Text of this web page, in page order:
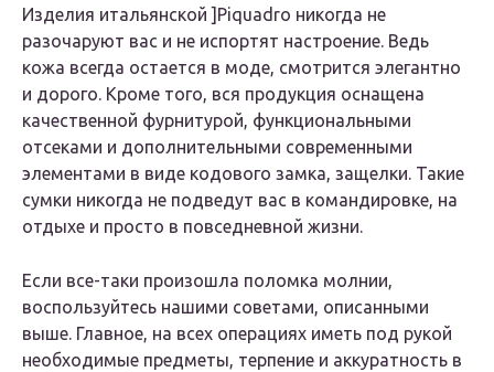
Изделия итальянской ]Piquadro никогда не
разочаруют вас и не испортят настроение. Ведь
кожа всегда остается в моде, смотрится элегантно
и дорого. Кроме того, вся продукция оснащена
качественной фурнитурой, функциональными
отсеками и дополнительными современными
элементами в виде кодового замка, защелки. Такие
сумки никогда не подведут вас в командировке, на
отдыхе и просто в повседневной жизни.
Если все-таки произошла поломка молнии,
воспользуйтесь нашими советами, описанными
выше. Главное, на всех операциях иметь под рукой
необходимые предметы, терпение и аккуратность в